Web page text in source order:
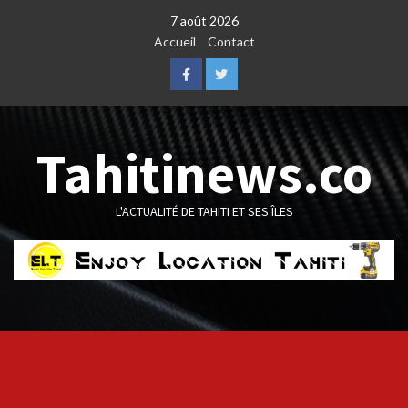
7 août 2026
Accueil
Contact
FacebookTwitter
Tahitinews.co
L'ACTUALITÉ DE TAHITI ET SES ÎLES